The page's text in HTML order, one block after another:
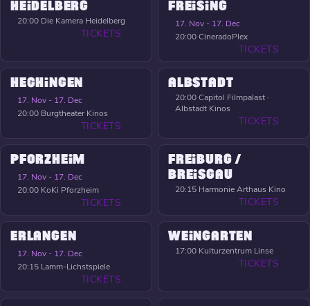
HEIDELBERG
20:00 Die Kamera Heidelberg
TICKETS
FREISING
17. Nov - 17. Dec
20:00CineradoPlex
TICKETS
HECHINGEN
17. Nov - 17. Dec
20:00 Burgtheater Kinos
TICKETS
ALBSTADT
20:00Capitol Filmpalast ·
Albstadt Kinos
TICKETS
PFORZHEIM
17. Nov - 17. Dec
20:00 KoKi Pforzheim
TICKETS
FREIBURG /
BREISGAU
20:15 Harmonie Arthaus Kino
TICKETS
ERLANGEN
17. Nov - 17. Dec
20:15 Lamm-Lichstspiele
TICKETS
WEINGARTEN
17:00 Kulturzentrum Linse
TICKETS